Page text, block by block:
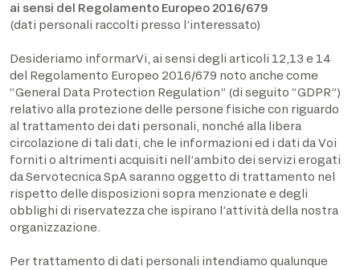
ai sensi del Regolamento Europeo 2016/679
(dati personali raccolti presso l’interessato)
Desideriamo informarVi, ai sensi degli articoli 12,13 e 14
del Regolamento Europeo 2016/679 noto anche come
“General Data Protection Regulation” (di seguito “GDPR”)
relativo alla protezione delle persone fisiche con riguardo
al trattamento dei dati personali, nonché alla libera
circolazione di tali dati, che le informazioni ed i dati da Voi
forniti o altrimenti acquisiti nell’ambito dei servizi erogati
da Servotecnica SpA saranno oggetto di trattamento nel
rispetto delle disposizioni sopra menzionate e degli
obblighi di riservatezza che ispirano l’attività della nostra
organizzazione.
Per trattamento di dati personali intendiamo qualunque